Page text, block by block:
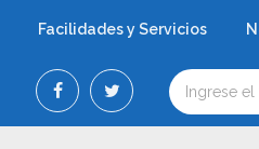
Facilidades y Servicios